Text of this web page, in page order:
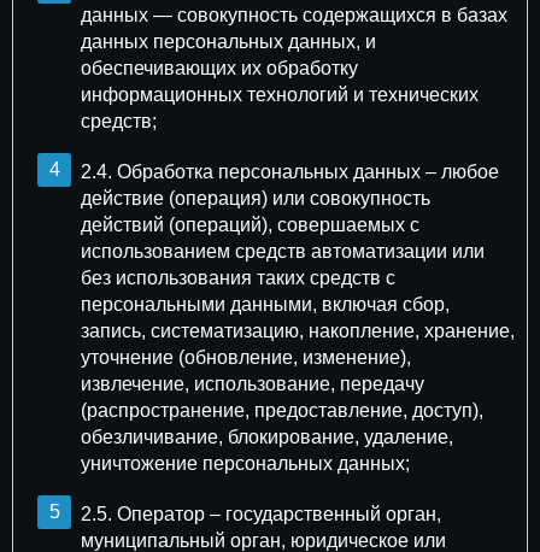
данных — совокупность содержащихся в базах
данных персональных данных, и
обеспечивающих их обработку
информационных технологий и технических
средств;
2.4. Обработка персональных данных – любое
действие (операция) или совокупность
действий (операций), совершаемых с
использованием средств автоматизации или
без использования таких средств с
персональными данными, включая сбор,
запись, систематизацию, накопление, хранение,
уточнение (обновление, изменение),
извлечение, использование, передачу
(распространение, предоставление, доступ),
обезличивание, блокирование, удаление,
уничтожение персональных данных;
2.5. Оператор – государственный орган,
муниципальный орган, юридическое или